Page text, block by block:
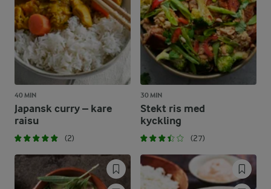
40 MIN
Japansk curry – kare
raisu
(2)
30 MIN
Stekt ris med
kyckling
(27)